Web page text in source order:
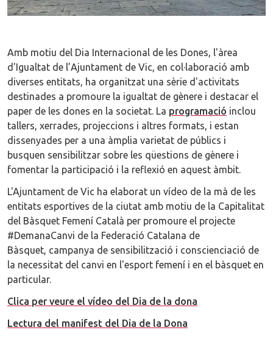
Amb motiu del Dia Internacional de les Dones, l'àrea
d'Igualtat de l’Ajuntament de Vic, en col·laboració amb
diverses entitats, ha organitzat una sèrie d'activitats
destinades a promoure la igualtat de gènere i destacar el
paper de les dones en la societat. La programació inclou
tallers, xerrades, projeccions i altres formats, i estan
dissenyades per a una àmplia varietat de públics i
busquen sensibilitzar sobre les qüestions de gènere i
fomentar la participació i la reflexió en aquest àmbit.
L'Ajuntament de Vic ha elaborat un vídeo de la mà de les
entitats esportives de la ciutat amb motiu de la Capitalitat
del Bàsquet Femení Català per promoure el projecte
#DemanaCanvi de la Federació Catalana de
Bàsquet, campanya de sensibilització i conscienciació de
la necessitat del canvi en l'esport femení i en el bàsquet en
particular.
Clica per veure el vídeo del Dia de la dona
Lectura del manifest del Dia de la Dona